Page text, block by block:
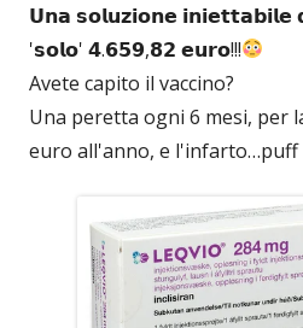
𝗨𝗻𝗮 𝘀𝗼𝗹𝘂𝘇𝗶𝗼𝗻𝗲
'𝘀𝗼𝗹𝗼' 𝟰.𝟲𝟱𝟵,𝟴𝟮 𝗲𝘂𝗿𝗼!!!
Avete capito il vaccino?
Una peretta ogni 6 mesi, per
euro all'anno, e l'infarto…puff